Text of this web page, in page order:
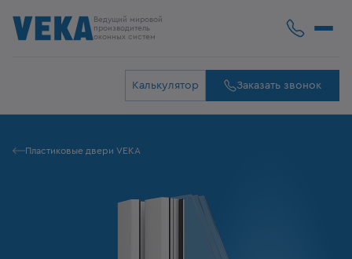
Ведущий мировой
производитель
оконных систем
Калькулятор Заказать звонок
Пластиковые двери VEKA